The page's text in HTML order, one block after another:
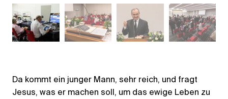
Da kommt ein junger Mann, sehr reich, und fragt
Jesus, was er machen soll, um das ewige Leben zu